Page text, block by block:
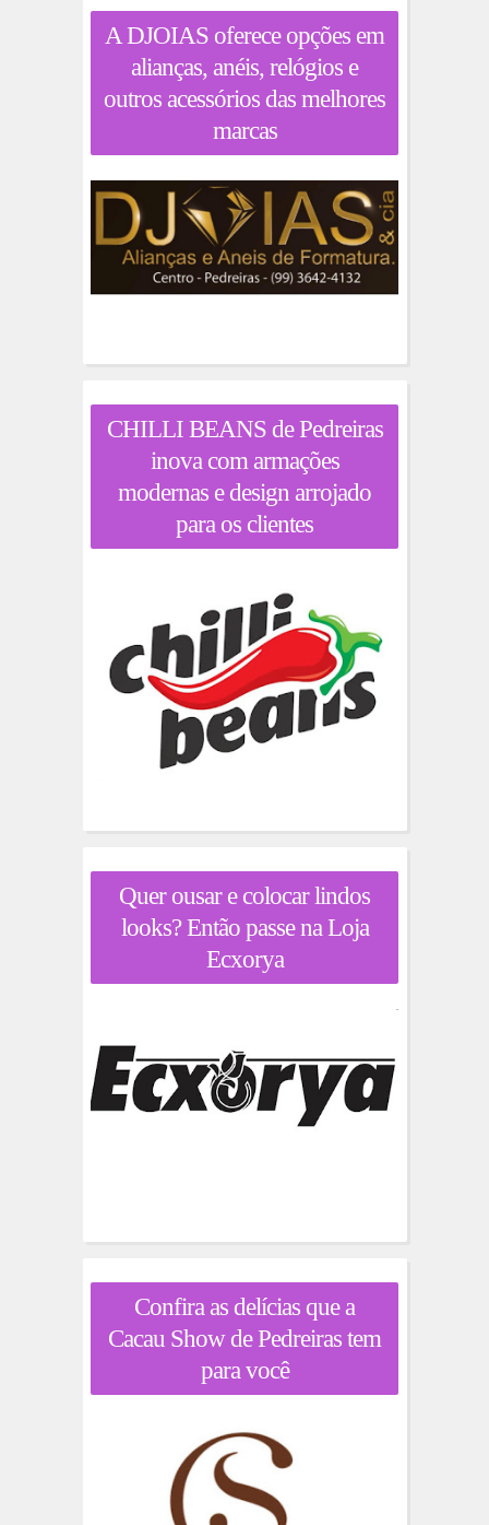
A DJOIAS oferece opções em
alianças, anéis, relógios e
outros acessórios das melhores
marcas
CHILLI BEANS de Pedreiras
inova com armações
modernas e design arrojado
para os clientes
Quer ousar e colocar lindos
looks? Então passe na Loja
Ecxorya
Confira as delícias que a
Cacau Show de Pedreiras tem
para você